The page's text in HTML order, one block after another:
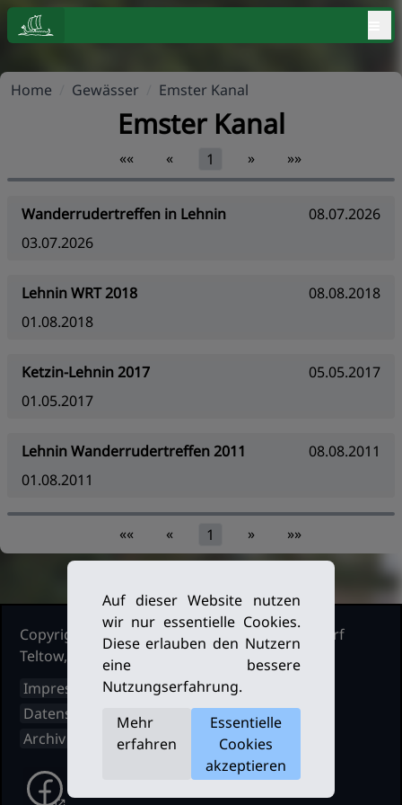
Home Gewässer Emster Kanal
Emster Kanal
«« « 1 » »»
Wanderrudertreffen in Lehnin
08.07.2026
03.07.2026
Lehnin WRT 2018
08.08.2018
01.08.2018
Ketzin-Lehnin 2017
05.05.2017
01.05.2017
Lehnin Wanderrudertreffen 2011
08.08.2011
01.08.2011
«« « 1 » »»
Copyright Ruderclub Kleinmachnow Stahnsdorf
Teltow, 2026. Alle Rechte vorbehalten.
Impressum
Datenschutz
Archiv
Auf dieser Website nutzen
wir nur essentielle Cookies.
Diese erlauben den Nutzern
eine bessere
Nutzungserfahrung.
Mehr
erfahren
Essentielle
Cookies
akzeptieren